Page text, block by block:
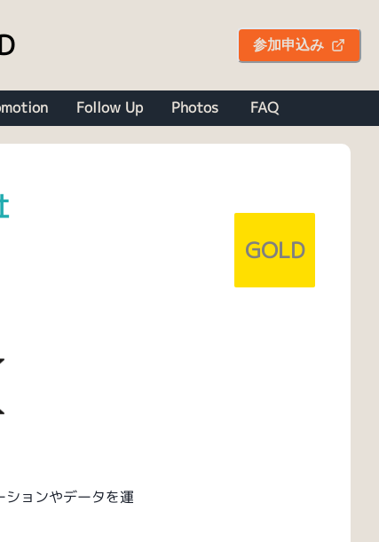
参加申込み
Follow Up Photos FAQ
GOLD
ョンやデータを運